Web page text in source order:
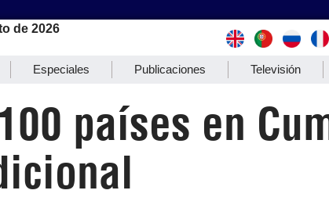
de 2026
Especiales Publicaciones Televisión
países en